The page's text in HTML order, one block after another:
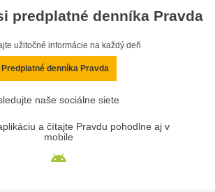
predplatné denníka Pravda
užitočné informácie na každý deň
Predplatné denníka Pravda
naše sociálne siete
a čítajte Pravdu pohodlne aj v
mobile